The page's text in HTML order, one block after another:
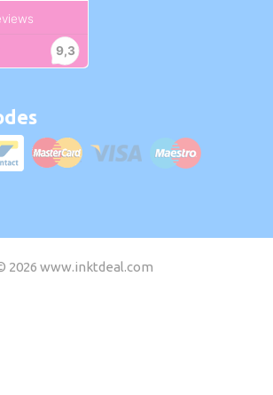
2026 www.inktdeal.com